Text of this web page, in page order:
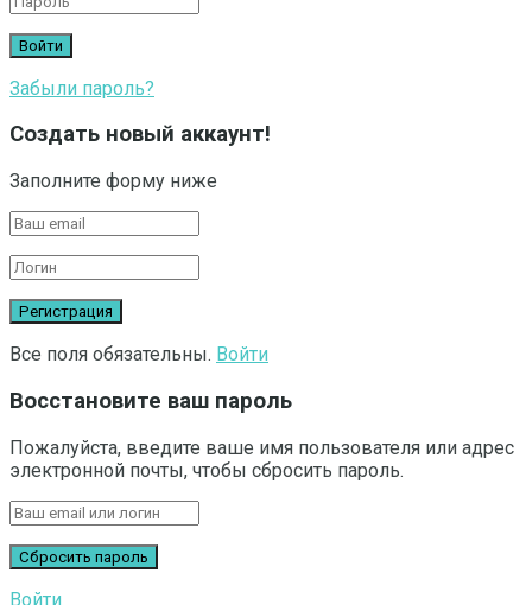
Забыли пароль?
Создать новый аккаунт!
Заполните форму ниже
Все поля обязательны. Войти
Восстановите ваш пароль
Пожалуйста, введите ваше имя пользователя или адрес
электронной почты, чтобы сбросить пароль.
Войти